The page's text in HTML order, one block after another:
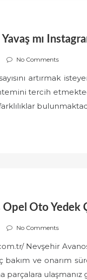
mı
No Comments
artırmak
tercih
Oto Yedek
No Comments
Nevşehir
bakım ve onarım
parçalara